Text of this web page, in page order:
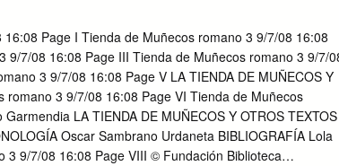
Rif: G-20009059-6 Agosto, 2012. Impreso en la
la Imprenta Nacional y Gaceta Oficial PRESENTACIÓN
mujer. Venezue- la tiene nombre de mujer. Nuestra
la Madre Tierra, igual, en femenino. Lo femenino permea
En la liberación de nuestros pueblos, escribie-
como Manuela Sáenz, Juana Azurduy, Luisa
Ana María Campos, Josefa Ca- mejo, entre
importantes cam- bios socio-políticos y culturales, tiene
Page I Tienda de Muñecos romano 3 9/7/08 16:08
9/7/08 16:08 Page III Tienda de Muñecos romano 3 9/7/
3 9/7/08 16:08 Page V LA TIENDA DE MUÑECOS Y
romano 3 9/7/08 16:08 Page VI Tienda de Muñecos
LA TIENDA DE MUÑECOS Y OTROS TEXTOS
Oscar Sambrano Urdaneta BIBLIOGRAFÍA Lola
3 9/7/08 16:08 Page VIII © Fundación Biblioteca